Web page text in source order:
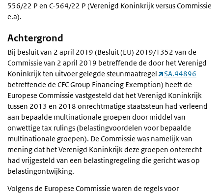
556/22 P en C-564/22 P (Verenigd Koninkrijk versus Commissie
e.a).
Achtergrond
Bij besluit van 2 april 2019 (Besluit (EU) 2019/1352 van de
Commissie van 2 april 2019 betreffende de door het Verenigd
Koninkrijk ten uitvoer gelegde steunmaatregel
SA.44896
betreffende de CFC Group Financing Exemption) heeft de
Europese Commissie vastgesteld dat het Verenigd Koninkrijk
tussen 2013 en 2018 onrechtmatige staatssteun had verleend
aan bepaalde multinationale groepen door middel van
onwettige tax rulings (belastingvoordelen voor bepaalde
multinationale groepen). De Commissie was namelijk van
mening dat het Verenigd Koninkrijk deze groepen onterecht
had vrijgesteld van een belastingregeling die gericht was op
belastingontwijking.
Volgens de Europese Commissie waren de regels voor